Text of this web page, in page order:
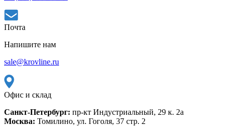
Почта
Напишите нам
sale@krovline.ru
Офис и склад
Санкт-Петербург: пр-кт Индустриальный, 29 к. 2а
Москва: Томилино, ул. Гоголя, 37 стр. 2